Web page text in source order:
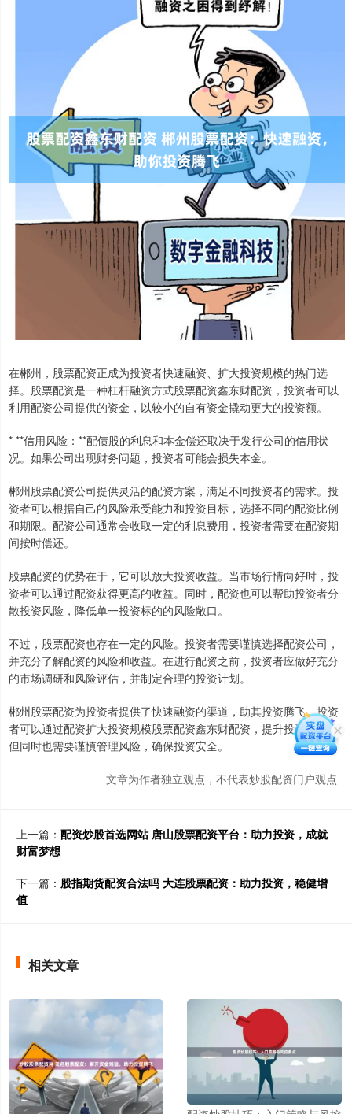
在郴州，股票配资正成为投资者快速融资、扩大投资规模的热门选
择。股票配资是一种杠杆融资方式股票配资鑫东财配资，投资者可以
利用配资公司提供的资金，以较小的自有资金撬动更大的投资额。
* **信用风险：**配债股的利息和本金偿还取决于发行公司的信用状
况。如果公司出现财务问题，投资者可能会损失本金。
郴州股票配资公司提供灵活的配资方案，满足不同投资者的需求。投
资者可以根据自己的风险承受能力和投资目标，选择不同的配资比例
和期限。配资公司通常会收取一定的利息费用，投资者需要在配资期
间按时偿还。
股票配资的优势在于，它可以放大投资收益。当市场行情向好时，投
资者可以通过配资获得更高的收益。同时，配资也可以帮助投资者分
散投资风险，降低单一投资标的的风险敞口。
不过，股票配资也存在一定的风险。投资者需要谨慎选择配资公司，
并充分了解配资的风险和收益。在进行配资之前，投资者应做好充分
的市场调研和风险评估，并制定合理的投资计划。
郴州股票配资为投资者提供了快速融资的渠道，助其投资腾飞。投资
者可以通过配资扩大投资规模股票配资鑫东财配资，提升投资收益，
但同时也需要谨慎管理风险，确保投资安全。
文章为作者独立观点，不代表炒股配资门户观点
上一篇： 配资炒股首选网站 唐山股票配资平台：助力投资，成就
财富梦想
下一篇： 股指期货配资合法吗 大连股票配资：助力投资，稳健增
值
相关文章